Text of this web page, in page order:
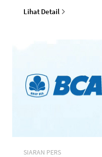
Lihat Detail
SIARAN PERS